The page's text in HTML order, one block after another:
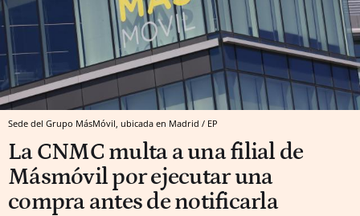
Sede del Grupo MásMóvil, ubicada en Madrid / EP
La CNMC multa a una filial de
Másmóvil por ejecutar una
compra antes de notificarla